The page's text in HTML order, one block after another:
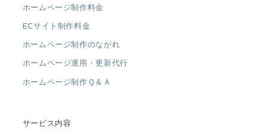
ホームページ制作料金
ECサイト制作料金
ホームページ制作のながれ
ホームページ運用・更新代行
ホームページ制作Ｑ＆Ａ
サービス内容